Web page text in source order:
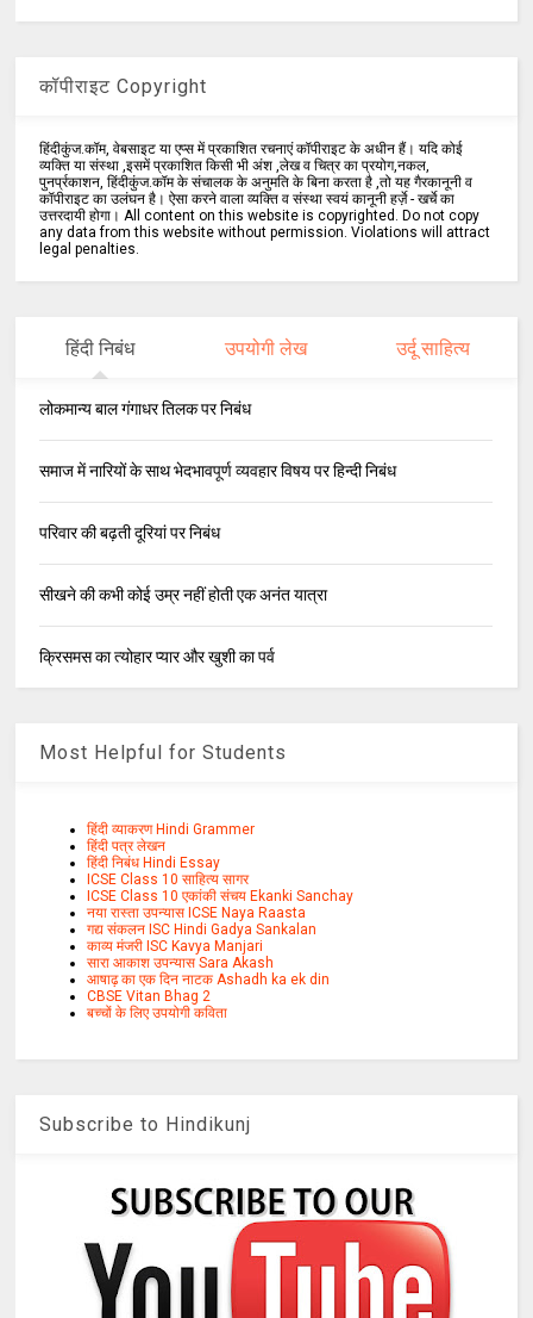
कॉपीराइट Copyright
हिंदीकुंज.कॉम, वेबसाइट या एप्स में प्रकाशित रचनाएं कॉपीराइट के अधीन हैं। यदि कोई
व्यक्ति या संस्था ,इसमें प्रकाशित किसी भी अंश ,लेख व चित्र का प्रयोग,नकल,
पुनर्प्रकाशन, हिंदीकुंज.कॉम के संचालक के अनुमति के बिना करता है ,तो यह गैरकानूनी व
कॉपीराइट का उलंघन है। ऐसा करने वाला व्यक्ति व संस्था स्वयं कानूनी हर्ज़े - खर्चे का
उत्तरदायी होगा। All content on this website is copyrighted. Do not copy
any data from this website without permission. Violations will attract
legal penalties.
हिंदी निबंध उपयोगी लेख उर्दू साहित्य
लोकमान्य बाल गंगाधर तिलक पर निबंध
समाज में नारियों के साथ भेदभावपूर्ण व्यवहार विषय पर हिन्दी निबंध
परिवार की बढ़ती दूरियां पर निबंध
सीखने की कभी कोई उम्र नहीं होती एक अनंत यात्रा
क्रिसमस का त्योहार प्यार और खुशी का पर्व
Most Helpful for Students
हिंदी व्याकरण Hindi Grammer
हिंदी पत्र लेखन
हिंदी निबंध Hindi Essay
ICSE Class 10 साहित्य सागर
ICSE Class 10 एकांकी संचय Ekanki Sanchay
नया रास्ता उपन्यास ICSE Naya Raasta
गद्य संकलन ISC Hindi Gadya Sankalan
काव्य मंजरी ISC Kavya Manjari
सारा आकाश उपन्यास Sara Akash
आषाढ़ का एक दिन नाटक Ashadh ka ek din
CBSE Vitan Bhag 2
बच्चों के लिए उपयोगी कविता
Subscribe to Hindikunj